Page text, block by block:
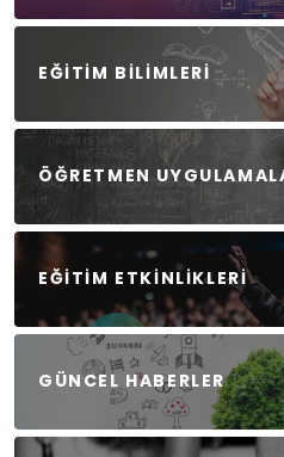
EĞITIM BILIMLERI
ÖĞRETMEN
EĞITIM ETKINLIKLERI
GÜNCEL HABERLER